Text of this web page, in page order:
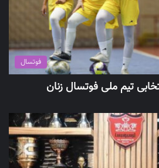
فوتسال
تیم ملی فوتسال زنان